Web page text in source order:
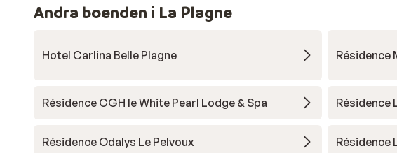
Andra boenden i La Plagne
Hotel Carlina Belle Plagne Résidence
Résidence CGH le White Pearl Lodge & Spa Résidence
Résidence Odalys Le Pelvoux Résidence